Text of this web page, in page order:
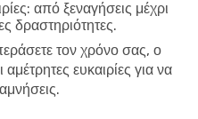
: από ξεναγήσεις μέχρι
δραστηριότητες.
τον χρόνο σας, ο
ευκαιρίες για να